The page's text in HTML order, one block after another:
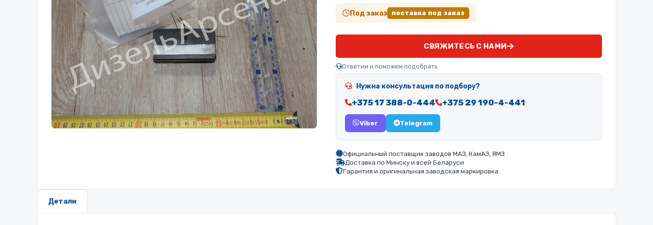
Под заказ поставка под заказ
СВЯЖИТЕСЬ С НАМИ
Ответим и поможем подобрать
Нужна консультация по подбору?
+375 17 388-0-444 +375 29 190-4-441
Viber Telegram
Официальный поставщик заводов МАЗ, КамАЗ, ЯМЗ
Доставка по Минску и всей Беларуси
Гарантия и оригинальная заводская маркировка
Детали